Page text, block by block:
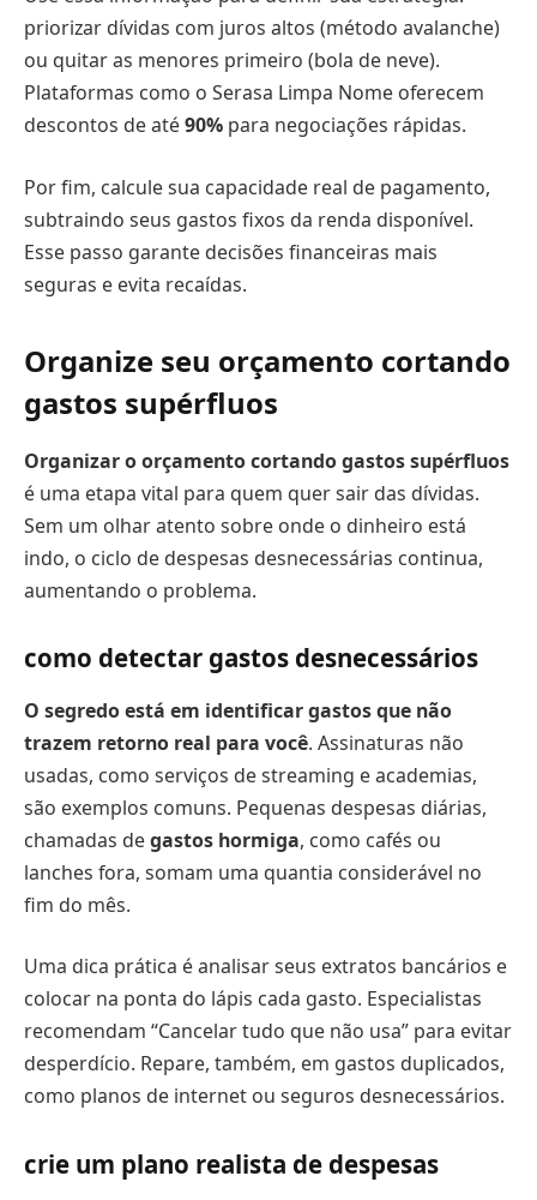
priorizar dívidas com juros altos (método avalanche)
ou quitar as menores primeiro (bola de neve).
Plataformas como o Serasa Limpa Nome oferecem
descontos de até90% para negociações rápidas.
Por fim, calcule sua capacidade real de pagamento,
subtraindo seus gastos fixos da renda disponível.
Esse passo garante decisões financeiras mais
seguras e evita recaídas.
Organize seu orçamento cortando
gastos supérfluos
Organizar o orçamento cortando gastos supérfluos
é uma etapa vital para quem quer sair das dívidas.
Sem um olhar atento sobre onde o dinheiro está
indo, o ciclo de despesas desnecessárias continua,
aumentando o problema.
como detectar gastos desnecessários
O segredo está em identificar gastos que não
trazem retorno real para você. Assinaturas não
usadas, como serviços de streaming e academias,
são exemplos comuns. Pequenas despesas diárias,
chamadas degastos hormiga, como cafés ou
lanches fora, somam uma quantia considerável no
fim do mês.
Uma dica prática é analisar seus extratos bancários e
colocar na ponta do lápis cada gasto. Especialistas
recomendam “Cancelar tudo que não usa” para evitar
desperdício. Repare, também, em gastos duplicados,
como planos de internet ou seguros desnecessários.
crie um plano realista de despesas